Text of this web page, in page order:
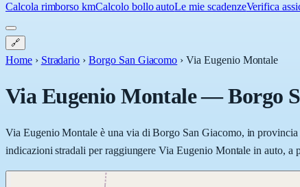
Calcola rimborso kmCalcolo bollo autoLe mie scadenzeVerifica
🔗
Home › Stradario › Borgo San Giacomo ›Via Eugenio Montale
Via Eugenio Montale—Borgo
Via Eugenio Montale è una via di Borgo San Giacomo, in
indicazioni stradali per raggiungere Via Eugenio Montale in auto,